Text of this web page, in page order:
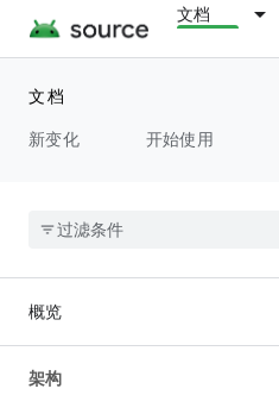
文档
文档
新变化
开始使用
概览
架构